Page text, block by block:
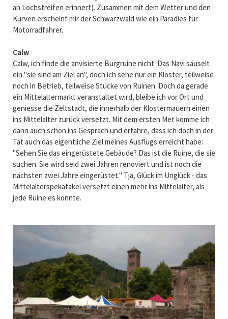
an Lochstreifen erinnert). Zusammen mit dem Wetter und den
Kurven erscheint mir der Schwarzwald wie ein Paradies für
Motorradfahrer.
Calw
Calw, ich finde die anvisierte Burgruine nicht. Das Navi säuselt
ein "sie sind am Ziel an", doch ich sehe nur ein Kloster, teilweise
noch in Betrieb, teilweise Stücke von Ruinen. Doch da gerade
ein Mittelaltermarkt veranstaltet wird, bleibe ich vor Ort und
geniesse die Zeltstadt, die innerhalb der Klostermauern einen
ins Mittelalter zurück versetzt. Mit dem ersten Met komme ich
dann auch schon ins Gespräch und erfahre, dass ich doch in der
Tat auch das eigentliche Ziel meines Ausflugs erreicht habe:
"Sehen Sie das eingerüstete Gebäude? Das ist die Ruine, die sie
suchen. Sie wird seid zwei Jahren renoviert und ist noch die
nächsten zwei Jahre eingerüstet." Tja, Glück im Unglück - das
Mittelalterspekatakel versetzt einen mehr ins Mittelalter, als
jede Ruine es könnte.